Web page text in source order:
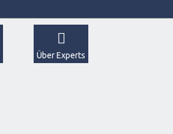
Über Experts